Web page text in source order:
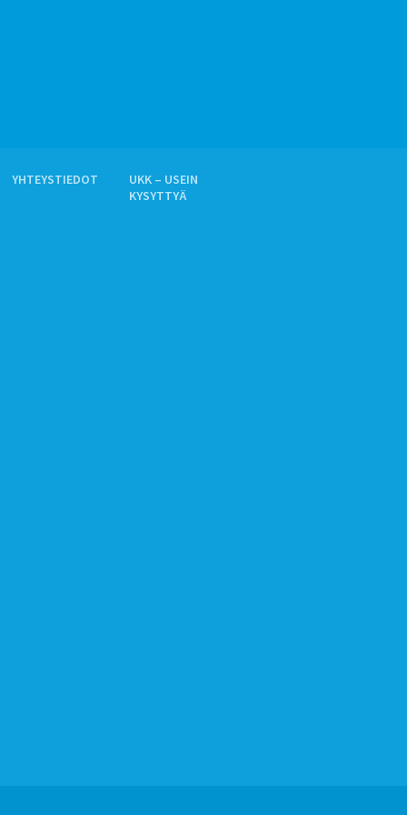
YHTEYSTIEDOT
UKK – USEIN
KYSYTTYÄ